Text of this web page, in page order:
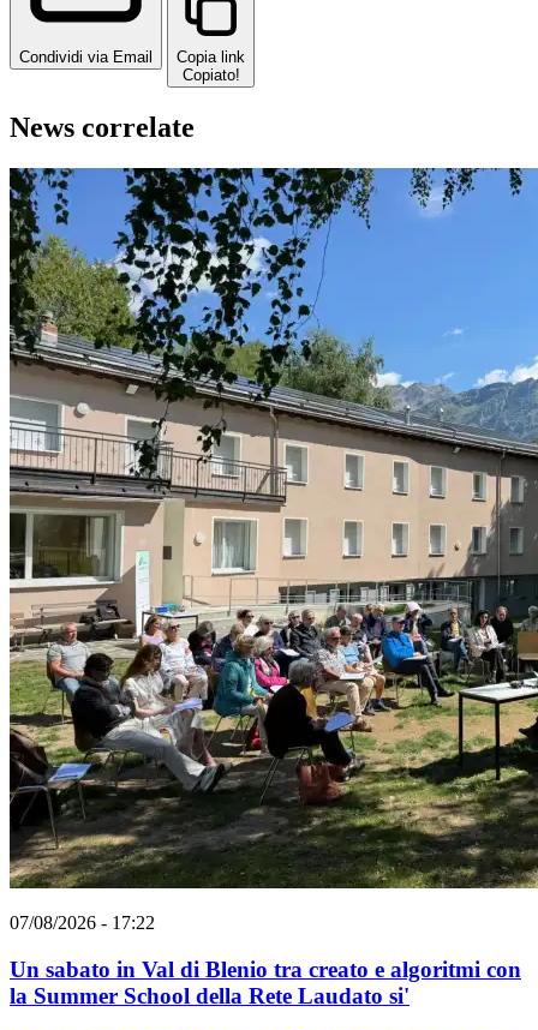
Condividi via Email
Copia link
Copiato!
News correlate
07/08/2026 - 17:22
Un sabato in Val di Blenio tra creato e algoritmi con
la Summer School della Rete Laudato si'